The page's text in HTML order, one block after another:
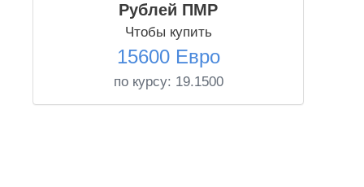
Рублей ПМР
Чтобы купить
15600 Евро
по курсу: 19.1500